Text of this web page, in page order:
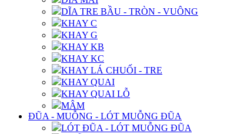
DĨA TRE BẦU - TRÒN - VUÔNG
KHAY C
KHAY G
KHAY KB
KHAY KC
KHAY LÁ CHUỐI - TRE
KHAY QUAI
KHAY QUAI LỖ
MÂM
ĐŨA - MUỖNG - LÓT MUỖNG ĐŨA
LÓT ĐŨA - LÓT MUỖNG ĐŨA